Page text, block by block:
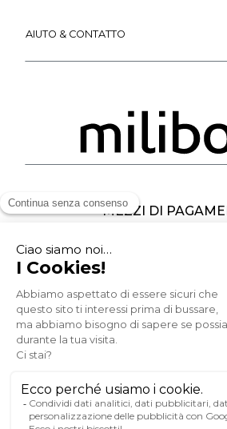
AIUTO & CONTATTO
MEZZI DI
SOCIAL
ITALIA